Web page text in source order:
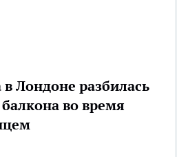
Лондоне разбилась
во время